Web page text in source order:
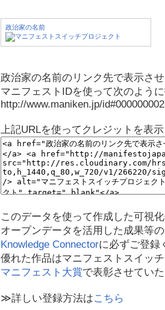
政治家の名前
政治家の名前のリンク先で表示さ
マニフェストIDを使って次のように
http://www.maniken.jp/
上記URLを使ってクレジットを表
このデータを使って作成した可視
オープンデータを活用した成果等
Knowledge Connectorに必ずご登録
優れた作品はマニフェストスイッ
マニフェスト大賞で表彰させていた
≫詳しい登録方法はこちら